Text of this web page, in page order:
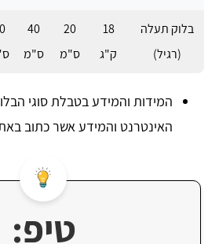
בלוק תעלה
(רגיל)
18
ק"ג
20
ס"מ
40
ס"מ
המידות והמידע בטבלת סוגי
האינטרנט והמידע אשר כתוב
טיפ: